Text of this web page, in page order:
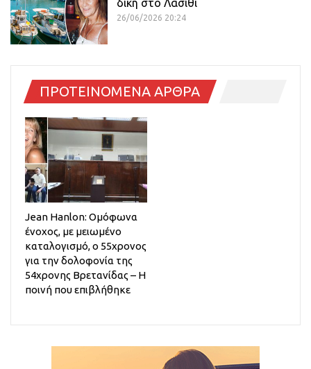
δίκη στο Λασίθι
26/06/2026 20:24
ΠΡΟΤΕΙΝΟΜΕΝΑ ΑΡΘΡΑ
Jean Hanlon: Ομόφωνα
ένοχος, με μειωμένο
καταλογισμό, ο 55χρονος
για την δολοφονία της
54χρονης Βρετανίδας – Η
ποινή που επιβλήθηκε